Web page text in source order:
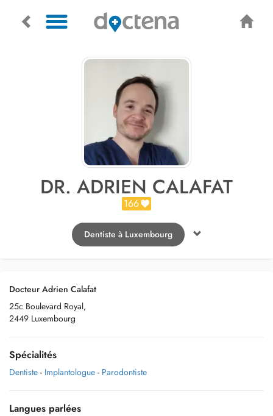
DR. ADRIEN CALAFAT
166
Dentiste à Luxembourg
Docteur Adrien Calafat
25c Boulevard Royal,
2449 Luxembourg
Spécialités
Dentiste - Implantologue - Parodontiste
Langues parlées